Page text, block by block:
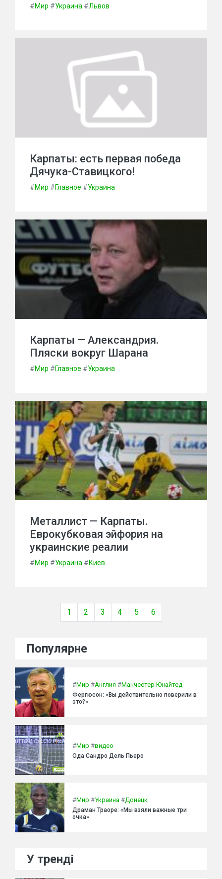
#Мир #Украина #Львов
Карпаты: есть первая победа
Дячука-Ставицкого!
#Мир #Главное #Украина
Карпаты — Александрия.
Пляски вокруг Шарана
#Мир #Главное #Украина
Металлист — Карпаты.
Еврокубковая эйфория на
украинские реалии
#Мир #Украина #Киев
1 2 3 4 5 6
Популярне
#Мир #Англия #Манчестер Юнайтед
Фергюсон: «Вы действительно поверили в
это?»
#Мир #видео
Ода Сандро Дель Пьеро
#Мир #Украина #Донецк
Драман Траоре: «Мы взяли важные три
очка»
У тренді